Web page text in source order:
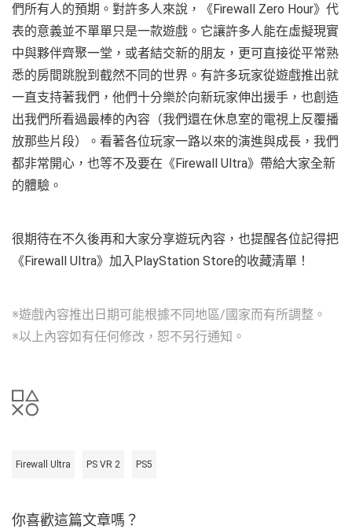
們所有人的預期。對許多人來說，《Firewall Zero Hour》代
表的意義並不單單只是一款遊戲。它讓許多人能在虛擬現實
中與夥伴齊聚一堂，或者結交新的朋友，更可直接從平常熟
悉的房間跳脫到截然不同的世界。有許多玩家從遊戲推出就
一直支持著我們，他們十分樂於向新玩家伸出援手，也創造
出我們所看過最棒的內容（我們還在休息室的電視上反覆播
放那些片段）。看著各位玩家一路以來的演進與成長，我們
都非常開心，也等不及要在《Firewall Ultra》帶給大家全新
的體驗。
很期待在不久後再和大家分享遊玩內容，也提醒各位記得把
《Firewall Ultra》加入PlayStation Store的收藏清單！
※遊戲內容推出日期可能根據不同地區/國家而有所調整。
※以上內容如有任何修改，恕不另行通知。
Firewall Ultra PS VR 2 PS5
你喜歡這篇文章嗎？